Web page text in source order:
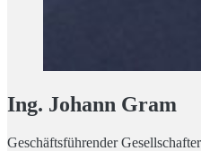
Ing. Johann Gram
Geschäftsführender